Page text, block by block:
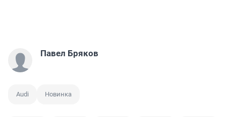
Павел Бряков
Audi Новинка